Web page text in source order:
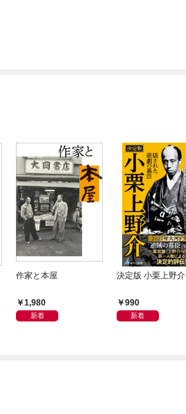
作家と本屋
1,980
新着
決定版 小栗上野介
990
新着